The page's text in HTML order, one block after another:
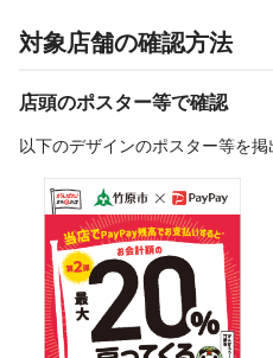
対象店舗の確認方法
店頭のポスター等で確認
以下のデザインのポスター等を掲